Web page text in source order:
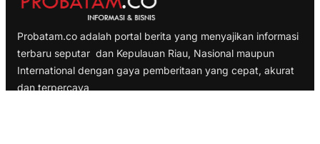
Probatam.co adalah portal berita yang menyajikan informasi
terbaru seputar dan Kepulauan Riau, Nasional maupun
International dengan gaya pemberitaan yang cepat, akurat
dan terpercaya